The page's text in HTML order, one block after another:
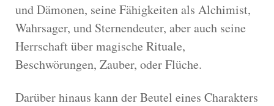
und Dämonen, seine Fähigkeiten als Alchimist,
Wahrsager, und Sternendeuter, aber auch seine
Herrschaft über magische Rituale,
Beschwörungen, Zauber, oder Flüche.
Darüber hinaus kann der Beutel eines Charakters